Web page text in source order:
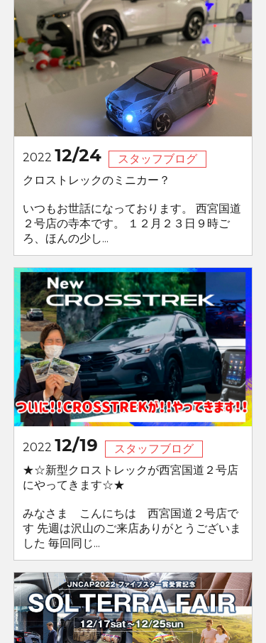
2022 12/24
スタッフブログ
クロストレックのミニカー？
いつもお世話になっております。 西宮国道
２号店の寺本です。 １２月２３日９時ご
ろ、ほんの少し...
2022 12/19
スタッフブログ
★☆新型クロストレックが西宮国道２号店
にやってきます☆★
みなさま こんにちは 西宮国道２号店で
す 先週は沢山のご来店ありがとうございま
した 毎回同じ...